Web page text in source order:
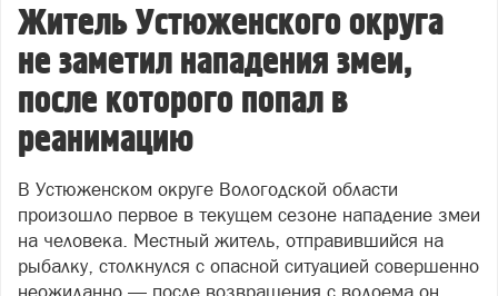
Житель Устюженского округа
не заметил нападения змеи,
после которого попал в
реанимацию
В Устюженском округе Вологодской области
произошло первое в текущем сезоне нападение змеи
на человека. Местный житель, отправившийся на
рыбалку, столкнулся с опасной ситуацией совершенно